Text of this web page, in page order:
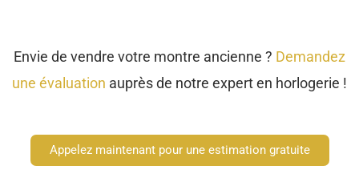
Envie de vendre votre montre ancienne ? Demandez
une évaluation auprès de notre expert en horlogerie !
Appelez maintenant pour une estimation gratuite